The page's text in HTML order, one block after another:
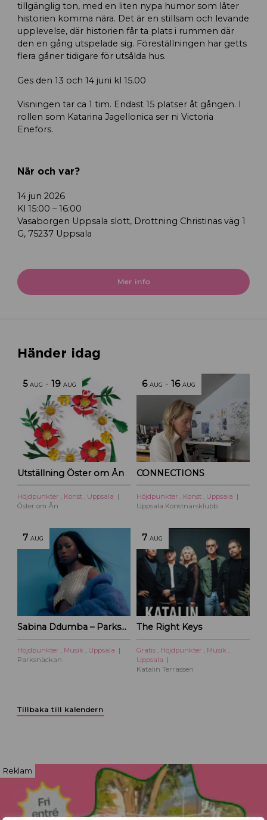
tillgänglig ton, med en liten nypa humor som låter
historien komma nära. Det är en stillsam och levande
upplevelse, där historien får ta plats i rummen där
den en gång utspelade sig. Föreställningen har getts
flera gåner tidigare för utsålda hus.
Ges den 13 och 14 juni kl 15.00
Visningen tar ca 1 tim. Endast 15 platser åt gången. I
rollen som Katarina Jagellonica ser ni Victoria
Enefors.
När och var?
14 jun 2026
Kl 15:00 – 16:00
Vasaborgen Uppsala slott, Drottning Christinas väg 1
G, 75237 Uppsala
Mer info
Händer idag
5 AUG -19 AUG
Utställning Öster om Ån
Höjdpunkter , Konst , Uppsala
Öster om Ån
6 AUG -16 AUG
CONNECTIONS
Höjdpunkter , Konst , Uppsala
Uppsala Konstnärsklubb
7 AUG
Sabina Ddumba – Parksnäckan – 2026
Höjdpunkter , Musik , Uppsala
Parksnäckan
7 AUG
The Right Keys
Gratis , Höjdpunkter , Musik ,
Uppsala
Katalin Terrassen
Tillbaka till kalendern
Reklam